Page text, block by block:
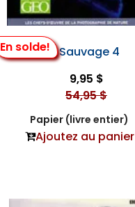
En solde!Vie Sauvage 4
9,95 $
54,95 $
Papier (livre entier)
Ajoutez au panier